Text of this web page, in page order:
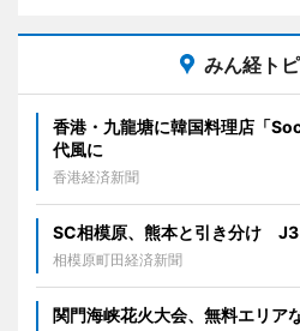
みん経ト
香港・九龍塘に韓国料理店「
代風に
香港経済新聞
SC相模原、熊本と引き分け J3
相模原町田経済新聞
関門海峡花火大会、無料エリア